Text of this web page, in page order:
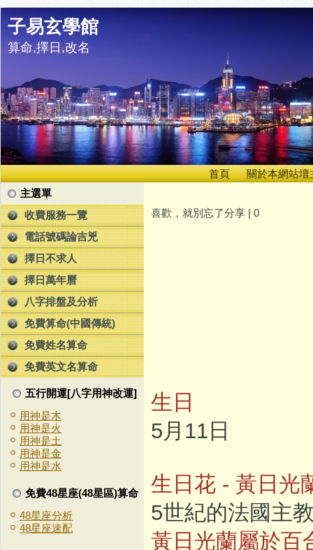
子易玄學館
算命,擇日,改名
首頁
關於本網站壇
主選單
收費服務一覽
電話號碼論吉兇
擇日不求人
擇日萬年曆
八字排盤及分析
免費算命(中國傳統)
免費姓名算命
免費英文名算命
五行開運[八字用神改運]
用神是木
用神是火
用神是土
用神是金
用神是水
免費48星座(48星區)算命
48星座分析
48星座速配
喜歡，就別忘了分享 | 0
生日
5月11日
生日花 - 黃日光
5世紀的法國主
黃日光蘭屬於百